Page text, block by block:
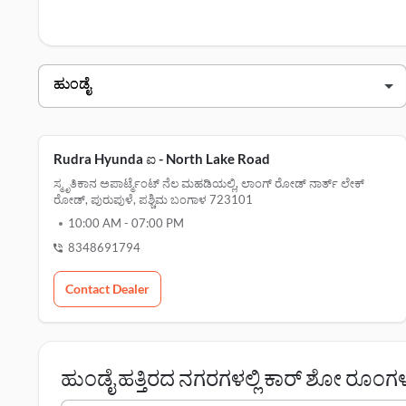
ಡೀಲರ್ ಹೆಸರು
ರುದ್ರ ಹ್ಯುಂಡೈ - north lake road
Rudra Hyunda ಐ - North Lake Road
ಸ್ಮೃತಿಕಾನ ಅಪಾರ್ಟ್ಮೆಂಟ್ ನೆಲ ಮಹಡಿಯಲ್ಲಿ, ಲಾಂಗ್ ರೋಡ್ ನಾರ್ತ್ ಲೇಕ್
ರೋಡ್, ಪುರುಪುಳೆ, ಪಶ್ಚಿಮ ಬಂಗಾಳ 723101
10:00 AM - 07:00 PM
8348691794
Contact Dealer
ಹುಂಡೈ ಹತ್ತಿರದ ನಗರಗಳಲ್ಲಿ ಕಾರ್ ಶೋ